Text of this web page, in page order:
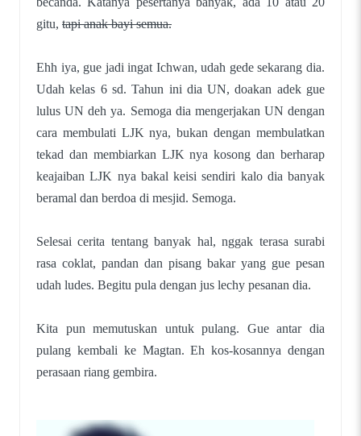
gitu, tapi anak bayi semua.
Ehh iya, gue jadi ingat Ichwan, udah gede sekarang dia.
Udah kelas 6 sd. Tahun ini dia UN, doakan adek gue
lulus UN deh ya. Semoga dia mengerjakan UN dengan
cara membulati LJK nya, bukan dengan membulatkan
tekad dan membiarkan LJK nya kosong dan berharap
keajaiban LJK nya bakal keisi sendiri kalo dia banyak
beramal dan berdoa di mesjid. Semoga.
Selesai cerita tentang banyak hal, nggak terasa surabi
rasa coklat, pandan dan pisang bakar yang gue pesan
udah ludes. Begitu pula dengan jus lechy pesanan dia.
Kita pun memutuskan untuk pulang. Gue antar dia
pulang kembali ke Magtan. Eh kos-kosannya dengan
perasaan riang gembira.